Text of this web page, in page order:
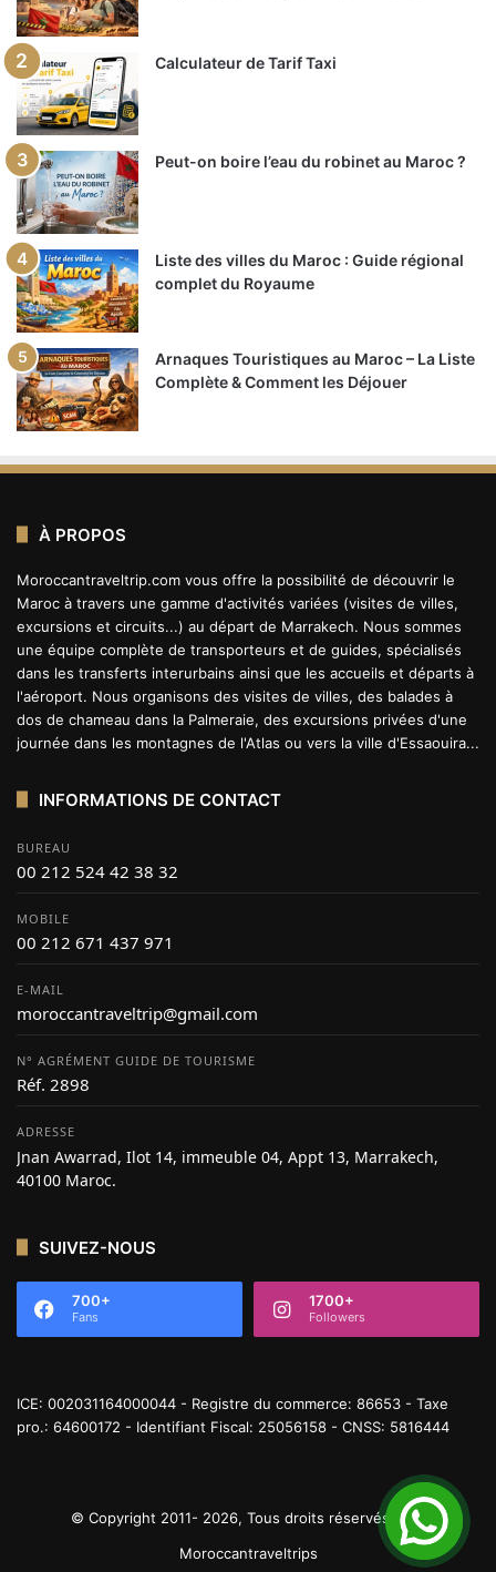
Calculateur de Tarif Taxi
Peut-on boire l’eau du robinet au Maroc ?
Liste des villes du Maroc : Guide régional
complet du Royaume
Arnaques Touristiques au Maroc – La Liste
Complète & Comment les Déjouer
À PROPOS
Moroccantraveltrip.com vous offre la possibilité de découvrir le
Maroc à travers une gamme d'activités variées (visites de villes,
excursions et circuits...) au départ de Marrakech. Nous sommes
une équipe complète de transporteurs et de guides, spécialisés
dans les transferts interurbains ainsi que les accueils et départs à
l'aéroport. Nous organisons des visites de villes, des balades à
dos de chameau dans la Palmeraie, des excursions privées d'une
journée dans les montagnes de l'Atlas ou vers la ville d'Essaouira...
INFORMATIONS DE CONTACT
BUREAU
00 212 524 42 38 32
MOBILE
00 212 671 437 971
E-MAIL
moroccantraveltrip@gmail.com
N° AGRÉMENT GUIDE DE TOURISME
Réf. 2898
ADRESSE
Jnan Awarrad, Ilot 14, immeuble 04, Appt 13, Marrakech,
40100 Maroc.
SUIVEZ-NOUS
700+
Fans
1700+
Followers
ICE: 002031164000044 - Registre du commerce: 86653 - Taxe
pro.: 64600172 - Identifiant Fiscal: 25056158 - CNSS: 5816444
© Copyright 2011- 2026, Tous droits réservés |
Moroccantraveltrips